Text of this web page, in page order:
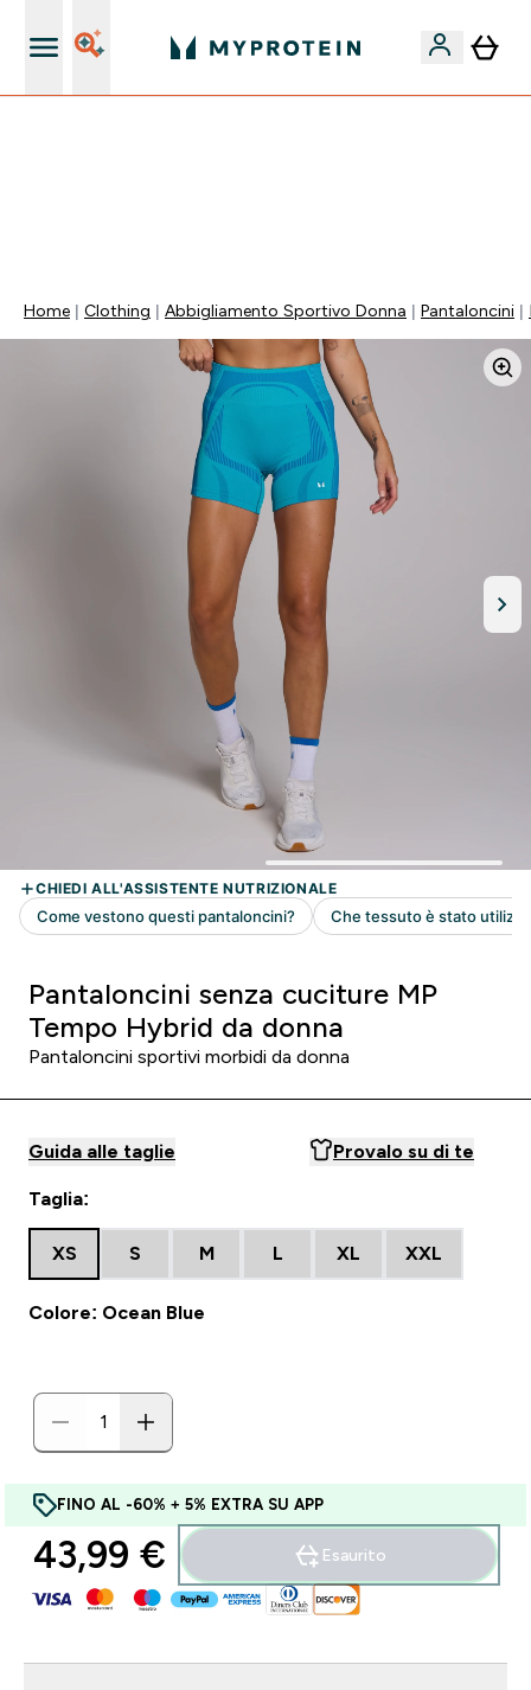
Home Clothing Abbigliamento Sportivo Donna Pantaloncini
Pantaloncini senza cuciture MP
Tempo Hybrid da donna
Pantaloncini sportivi morbidi da donna
Guida alle taglie Provalo su di te
Taglia:
XS S M L XL XXL
Colore: Ocean Blue
FINO AL -60% + 5% EXTRA SU APP
43,99 €‎ Esaurito